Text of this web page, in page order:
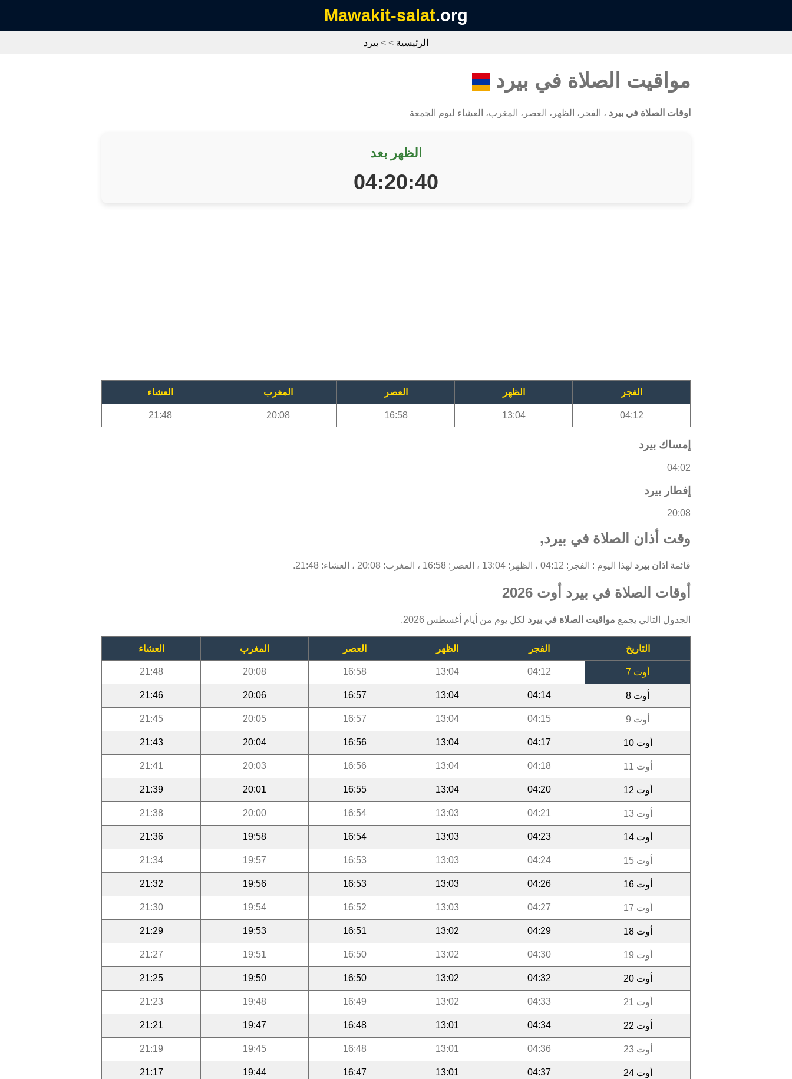
Mawakit-salat.org
الرئيسية >
> بيرد
مواقيت الصلاة في بيرد
اوقات الصلاة في بيرد ، الفجر، الظهر، العصر، المغرب، العشاء ليوم الجمعة
الظهر بعد
04:20:39
الفجر الظهر العصر المغرب العشاء
04:12
13:04
16:58
20:08
21:48
إمساك بيرد
04:02
إفطار بيرد
20:08
وقت أذان الصلاة في بيرد,
قائمة اذان بيرد لهذا اليوم : الفجر: 04:12 ، الظهر: 13:04 ، العصر: 16:58 ، المغرب: 20:08 ، العشاء: 21:48.
أوقات الصلاة في بيرد أوت 2026
الجدول التالي يجمع مواقيت الصلاة في بيرد لكل يوم من أيام أغسطس 2026.
التاريخ الفجر الظهر العصر المغرب العشاء
أوت 7 04:12
13:04
16:58
20:08
21:48
أوت 8 04:14
13:04
16:57
20:06
21:46
أوت 9 04:15
13:04
16:57
20:05
21:45
أوت 10 04:17
13:04
16:56
20:04
21:43
أوت 11 04:18
13:04
16:56
20:03
21:41
أوت 12 04:20
13:04
16:55
20:01
21:39
أوت 13 04:21
13:03
16:54
20:00
21:38
أوت 14 04:23
13:03
16:54
19:58
21:36
أوت 15 04:24
13:03
16:53
19:57
21:34
أوت 16 04:26
13:03
16:53
19:56
21:32
أوت 17 04:27
13:03
16:52
19:54
21:30
أوت 18 04:29
13:02
16:51
19:53
21:29
أوت 19 04:30
13:02
16:50
19:51
21:27
أوت 20 04:32
13:02
16:50
19:50
21:25
أوت 21 04:33
13:02
16:49
19:48
21:23
أوت 22 04:34
13:01
16:48
19:47
21:21
أوت 23 04:36
13:01
16:48
19:45
21:19
أوت 24 04:37
13:01
16:47
19:44
21:17